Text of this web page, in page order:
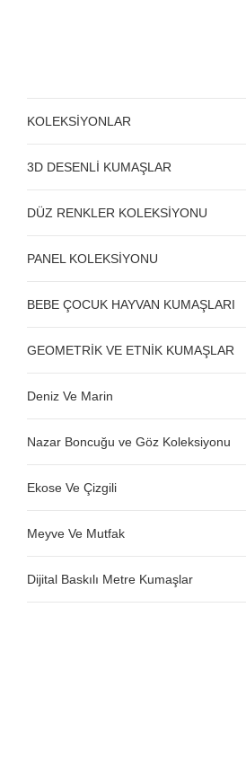
KOLEKSİYONLAR
3D DESENLİ KUMAŞLAR
DÜZ RENKLER KOLEKSİYONU
PANEL KOLEKSİYONU
BEBE ÇOCUK HAYVAN KUMAŞLARI
GEOMETRİK VE ETNİK KUMAŞLAR
Deniz Ve Marin
Nazar Boncuğu ve Göz Koleksiyonu
Ekose Ve Çizgili
Meyve Ve Mutfak
Dijital Baskılı Metre Kumaşlar